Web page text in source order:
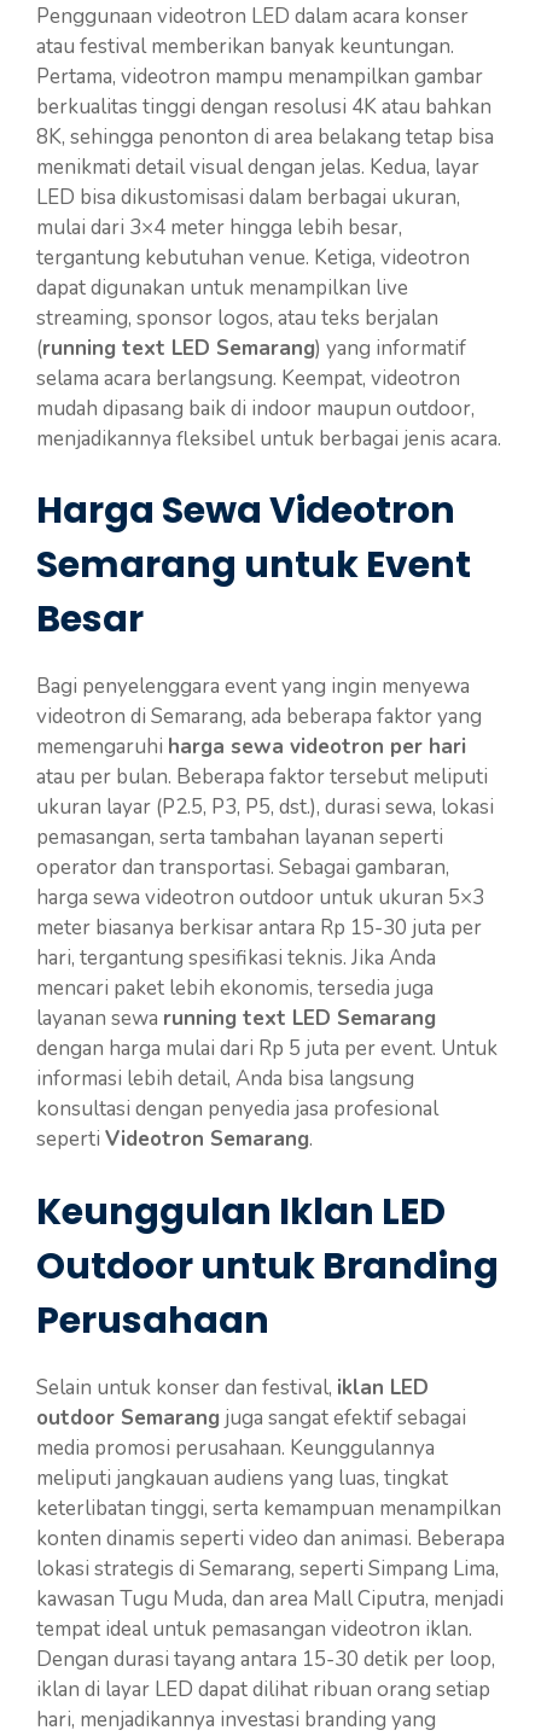
Penggunaan videotron LED dalam acara konser
atau festival memberikan banyak keuntungan.
Pertama, videotron mampu menampilkan gambar
berkualitas tinggi dengan resolusi 4K atau bahkan
8K, sehingga penonton di area belakang tetap bisa
menikmati detail visual dengan jelas. Kedua, layar
LED bisa dikustomisasi dalam berbagai ukuran,
mulai dari 3×4 meter hingga lebih besar,
tergantung kebutuhan venue. Ketiga, videotron
dapat digunakan untuk menampilkan live
streaming, sponsor logos, atau teks berjalan
(running text LED Semarang) yang informatif
selama acara berlangsung. Keempat, videotron
mudah dipasang baik di indoor maupun outdoor,
menjadikannya fleksibel untuk berbagai jenis acara.
Harga Sewa Videotron
Semarang untuk Event
Besar
Bagi penyelenggara event yang ingin menyewa
videotron di Semarang, ada beberapa faktor yang
memengaruhi harga sewa videotron per hari
atau per bulan. Beberapa faktor tersebut meliputi
ukuran layar (P2.5, P3, P5, dst.), durasi sewa, lokasi
pemasangan, serta tambahan layanan seperti
operator dan transportasi. Sebagai gambaran,
harga sewa videotron outdoor untuk ukuran 5×3
meter biasanya berkisar antara Rp 15-30 juta per
hari, tergantung spesifikasi teknis. Jika Anda
mencari paket lebih ekonomis, tersedia juga
layanan sewa running text LED Semarang
dengan harga mulai dari Rp 5 juta per event. Untuk
informasi lebih detail, Anda bisa langsung
konsultasi dengan penyedia jasa profesional
seperti Videotron Semarang.
Keunggulan Iklan LED
Outdoor untuk Branding
Perusahaan
Selain untuk konser dan festival, iklan LED
outdoor Semarang juga sangat efektif sebagai
media promosi perusahaan. Keunggulannya
meliputi jangkauan audiens yang luas, tingkat
keterlibatan tinggi, serta kemampuan menampilkan
konten dinamis seperti video dan animasi. Beberapa
lokasi strategis di Semarang, seperti Simpang Lima,
kawasan Tugu Muda, dan area Mall Ciputra, menjadi
tempat ideal untuk pemasangan videotron iklan.
Dengan durasi tayang antara 15-30 detik per loop,
iklan di layar LED dapat dilihat ribuan orang setiap
hari, menjadikannya investasi branding yang